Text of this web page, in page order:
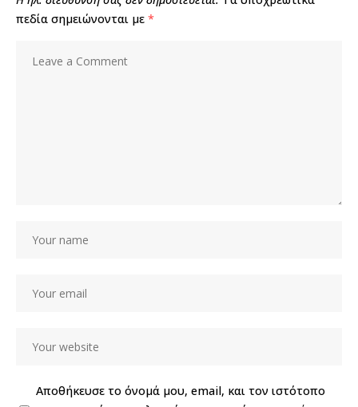
πεδία σημειώνονται με *
Αποθήκευσε το όνομά μου, email, και τον ιστότοπο